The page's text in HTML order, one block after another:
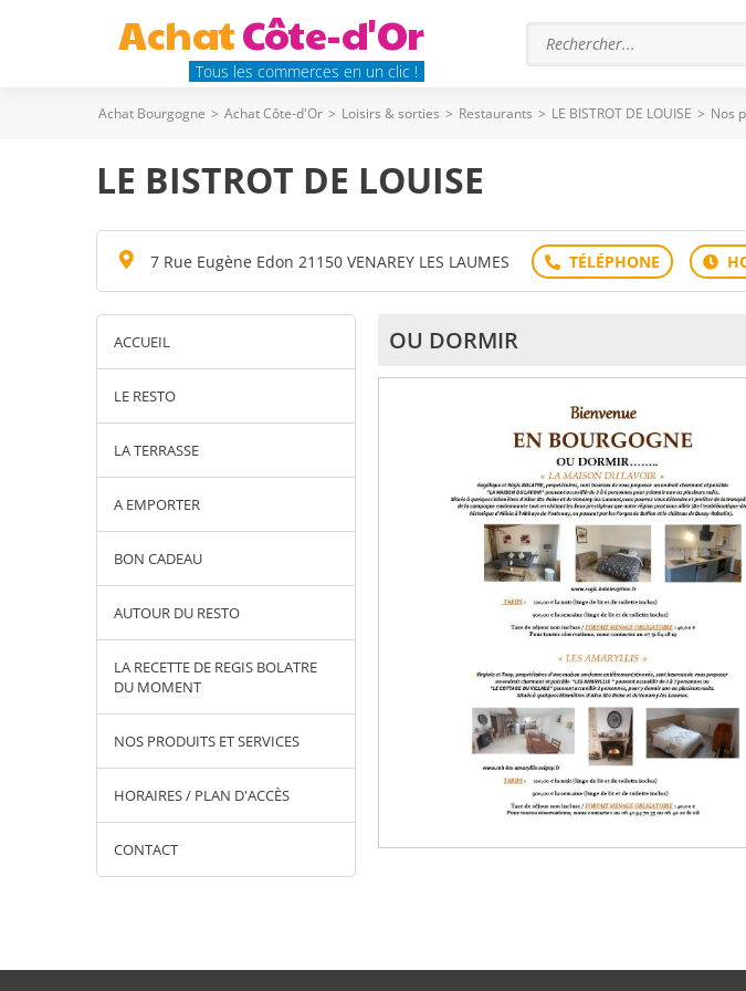
AchatCôte-d'Or
Tous les commerces en un clic !
Achat Bourgogne > Achat Côte-d'Or > Loisirs & sorties > Restaurants > LE BISTROT DE LOUISE > Nos
LE BISTROT DE LOUISE
7 Rue Eugène Edon 21150 VENAREY LES LAUMES
ACCUEIL
LE RESTO
LA TERRASSE
A EMPORTER
BON CADEAU
AUTOUR DU RESTO
LA RECETTE DE REGIS BOLATRE
DU MOMENT
NOS PRODUITS ET SERVICES
HORAIRES / PLAN D'ACCÈS
CONTACT
OU DORMIR